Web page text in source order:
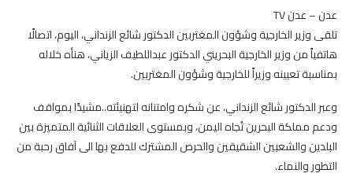
عدن – عدن TV
تلقى وزير الخارجية وشؤون المغتربين الدكتور شائع الزنداني، اليوم، اتصالًا
هاتفياً من وزير الخارجية البحريني الدكتور عبداللطيف الزياني، هنأه خلاله
بمناسبة تعيينه وزيراً للخارجية وشؤون المغتربين.
وعبر الدكتور شائع الزنداني، عن شكره وامتنانه لتهنيئته..مشيدًا بمواقف
ودعم مملكة البحرين تُجاه اليمن، وبمستوى العلاقات الثنائية المتميزة بين
البلدين والشعبين الشقيقين والحرص المشترك للدفع بها الى آفاق رحبة من
التطور والنماء.